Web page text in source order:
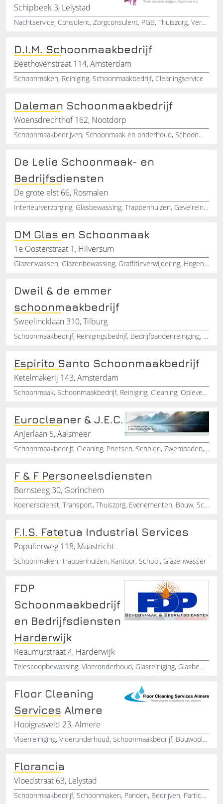
Schipbeek 3, Lelystad
Nachtservice, Consulent, Zorgconsulent, PGB, Thuiszorg, Verzorging, Schoonmaak
D.I.M. Schoonmaakbedrijf
Beethovenstraat 114, Amsterdam
Schoonmaken, Reiniging, Schoonmaakbedrijf, Cleaningservice
Daleman Schoonmaakbedrijf
Woensdrechthof 162, Nootdorp
Schoonmaakbedrijven, Schoonmaak en onderhoud, Schoonmaakservice
De Lelie Schoonmaak- en
Bedrijfsdiensten
De grote elst 66, Rosmalen
Interieurverzorging, Glasbewassing, Trappenhuizen, Gevelreiniging, Specialistische reiniging, Industriële reiniging
DM Glas en Schoonmaak
1e Oosterstraat 1, Hilversum
Glazenwassen, Glazenbewassing, Graffitieverwijdering, Hogendrukreiniging, Bouwopruiming, Bouwoplevering, Glazenwasser, Hilversum, Noord-Holland
Dweil & de emmer
schoonmaakbedrijf
Sweelincklaan 310, Tilburg
Schoonmaakbedrijf, Reinigingsbedrijf, Bedrijfpandenreiniging, Kantoorpandenreiniging, Openbaregebouwenreineging, Winkelcentrareininging, Tilburg, Noord-Holland
Espirito Santo Schoonmaakbedrijf
Ketelmakerij 143, Amsterdam
Schoonmaak, Schoonmaakbedrijf, Reiniging, Cleaning, Opleveringsschoonmaak, Kantorenschoonmaak
Eurocleaner & J.E.C.
Anjerlaan 5, Aalsmeer
Schoonmaakbedrijf, Cleaning, Poetsen, Scholen, Zwembaden, Kantoor, Bejaardenhuizen
F & F Personeelsdiensten
Bornsteeg 30, Gorinchem
Koeriersdienst, Transport, Thuiszorg, Evenementen, Bouw, Schoonmaak, Personeelsdienst, Personeelsbemiddeling, Arbeidsconsulent, Tentenbouw
F.I.S. Fatetua Industrial Services
Populierweg 118, Maastricht
Schoonmaken, Trappenhuizen, Kantoor, School, Glazenwasser
FDP
Schoonmaakbedrijf
en Bedrijfsdiensten
Harderwijk
Reaumurstraat 4, Harderwijk
Telescoopbewassing, Vloeronderhoud, Glasreiniging, Glasbewassing, Brandreiniging en roetreiniging, Schoonmaakbedrijf, Periodieke schoonmaakdiensten, Opleveringsschoonmaak, Sanitaire reiniging, Graffiti verwijderen
Floor Cleaning
Services Almere
Hooigrasveld 23, Almere
Vloerreiniging, Vloeronderhoud, Schoonmaakbedrijf, Bouwoplevering, Projectschoonmaak, Eindschoonmaak, Schoonmaakservice
Florancia
Vloedstraat 63, Lelystad
Schoonmaakbedrijf, Schoonmaken, Panden, Bedrijven, Particulier, Schoonmaakartikelen, Schoonmaakservice, Service, Lelystad, Flevoland